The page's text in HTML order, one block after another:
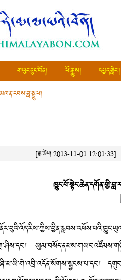
གཡུང་དྲུང་བོན། ལོ་རྒྱུས། དཔྱད་གླེང་།
མཁན་རབས་བླ་སྤྲུལ།
[ཟླ་ཚེས། 2013-11-01 12:01:33]